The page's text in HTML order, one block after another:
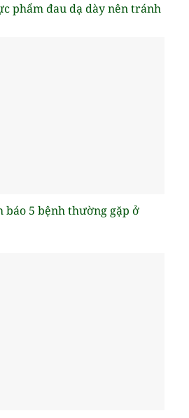
phẩm đau dạ dày nên tránh
5 bệnh thường gặp ở